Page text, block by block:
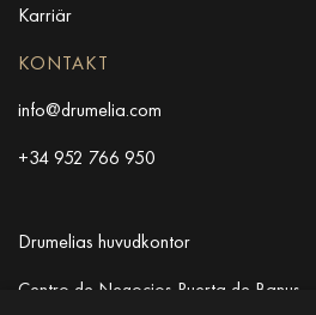
Karriär
KONTAKT
info@drumelia.com
+34 952 766 950
Drumelias huvudkontor
Centro de Negocios Puerta de Banus